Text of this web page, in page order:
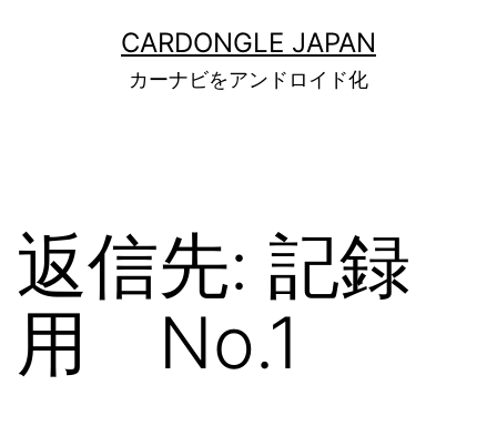
CARDONGLE JAPAN
カーナビをアンドロイド化
返信先: 記録
用 No.1